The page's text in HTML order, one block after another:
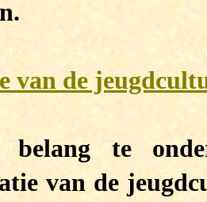
van de
te
van de